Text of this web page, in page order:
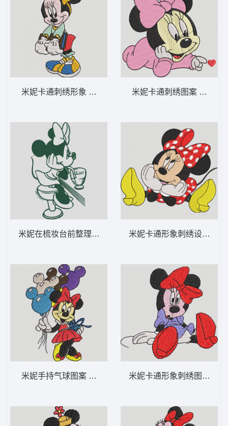
米妮卡通刺绣形象 米妮 36-DST格式
米妮在梳妆台前整理头发 米妮 35-DST格式
米妮手持气球图案 米妮 34-DST格式
米妮卡通刺绣图案 米妮
米妮卡通形象刺绣设计 米
米妮卡通形象刺绣图 米妮